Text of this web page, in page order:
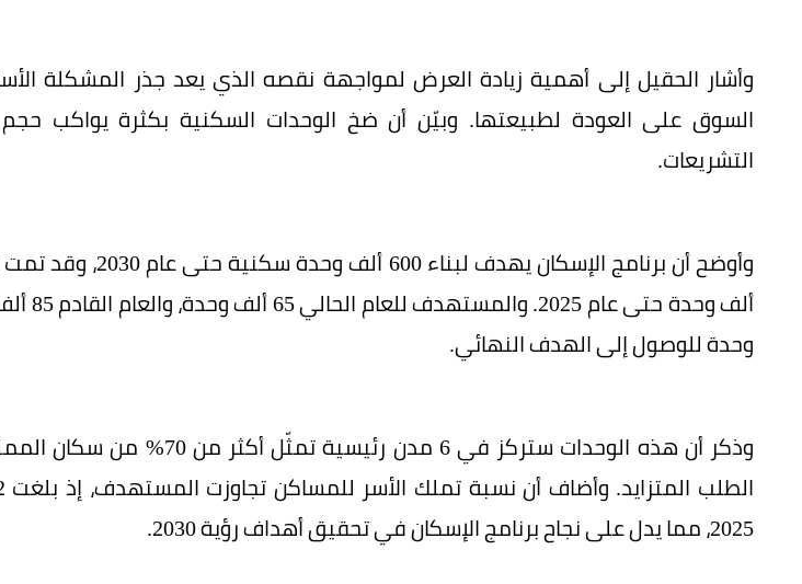
وأشار الحقيل إلى أهمية زيادة العرض لمواجهة نقصه الذي يعد جذر المشكلة
السوق على العودة لطبيعتها. وبيّن أن ضخ الوحدات السكنية بكثرة يواكب
التشريعات.
وحدة للوصول إلى الهدف النهائي.
وذكر أن هذه الوحدات ستركز في 6 مدن رئيسية
2025، مما يدل على نجاح برنامج الإسكان في تحقيق أهداف رؤية 2030.